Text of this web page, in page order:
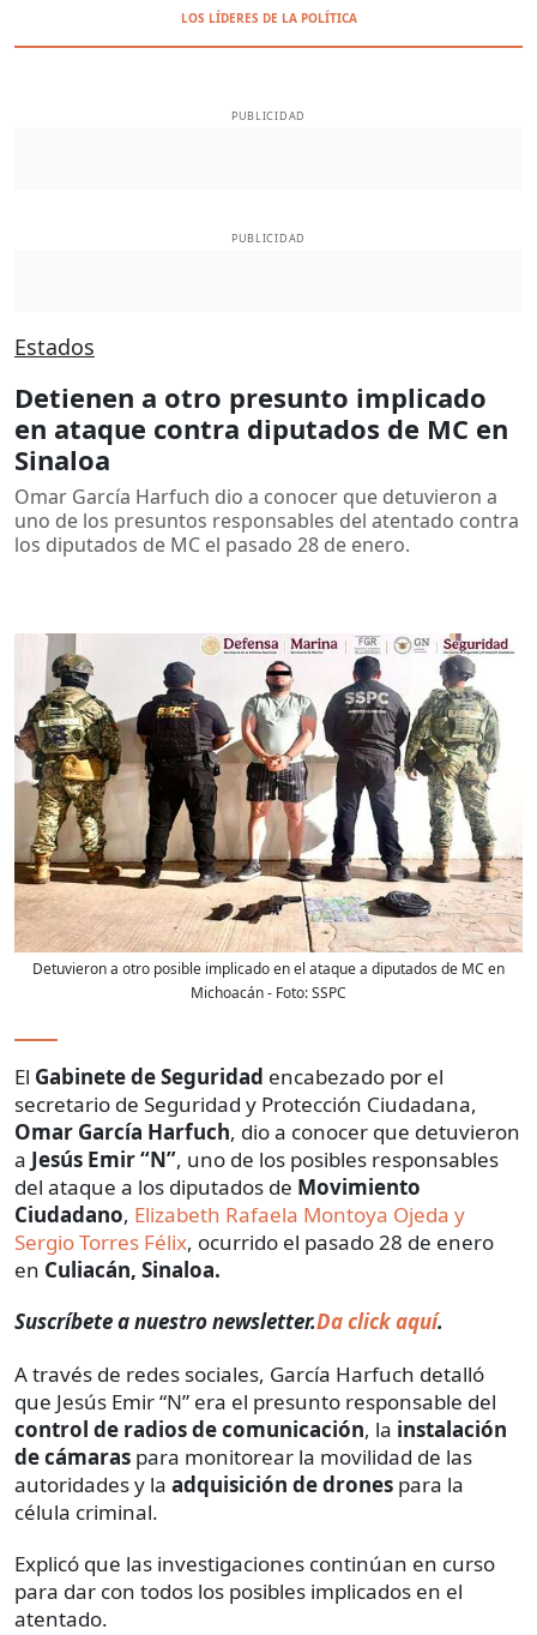
LOS LÍDERES DE LA POLÍTICA
PUBLICIDAD
PUBLICIDAD
Estados
Detienen a otro presunto implicado
en ataque contra diputados de MC en
Sinaloa
Omar García Harfuch dio a conocer que detuvieron a
uno de los presuntos responsables del atentado contra
los diputados de MC el pasado 28 de enero.
Detuvieron a otro posible implicado en el ataque a diputados de MC en
Michoacán- Foto:SSPC
El Gabinete de Seguridad encabezado por el
secretario de Seguridad y Protección Ciudadana,
Omar García Harfuch, dio a conocer que detuvieron
a Jesús Emir “N”, uno de los posibles responsables
del ataque a los diputados de Movimiento
Ciudadano, Elizabeth Rafaela Montoya Ojeda y
Sergio Torres Félix, ocurrido el pasado 28 de enero
en Culiacán, Sinaloa.
Suscríbete a nuestro newsletter.Da click aquí.
A través de redes sociales, García Harfuch detalló
que Jesús Emir “N” era el presunto responsable del
control de radios de comunicación, la instalación
de cámaras para monitorear la movilidad de las
autoridades y la adquisición de drones para la
célula criminal.
Explicó que las investigaciones continúan en curso
para dar con todos los posibles implicados en el
atentado.